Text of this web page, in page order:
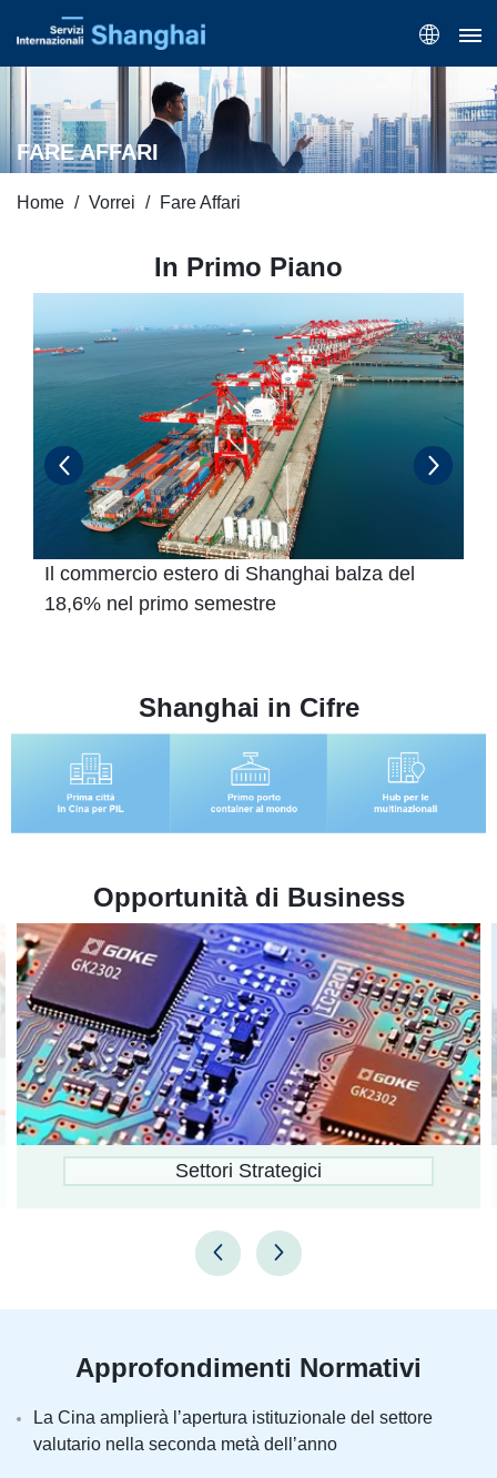
FARE AFFARI
Home Vorrei Fare Affari
In Primo Piano
Il commercio estero di Shanghai balza del
18,6% nel primo semestre
Shanghai in Cifre
Opportunità di Business
Distretti Amministrativi
Approfondimenti Normativi
La Cina amplierà lʼapertura istituzionale del settore
valutario nella seconda metà dellʼanno